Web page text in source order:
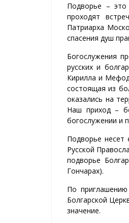
Подворье – это
проходят
Патриарха
спасения душ
Богослужения
русских и
Кирилла и
состоящая из
оказались на
Наш приход –
богослужении и
Подворье несет
Русской
подворье
Гончарах).
По
Болгарской
значение.